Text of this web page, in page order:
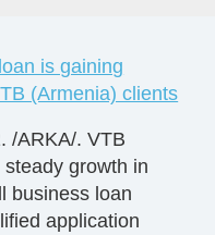
is gaining
(Armenia) clients
/ARKA/. VTB
growth in
business loan
application